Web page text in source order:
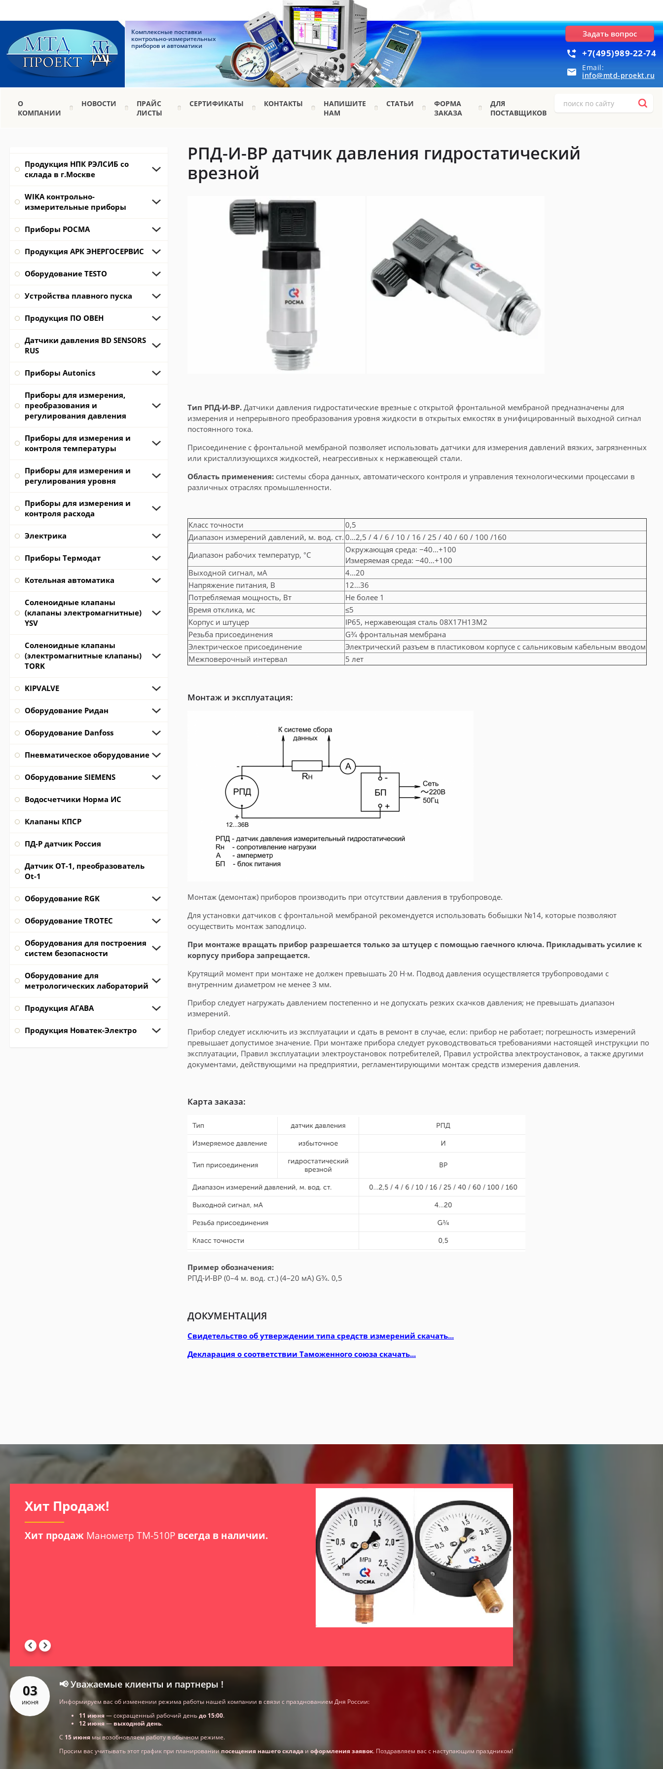
Комплексные поставки
контрольно-измерительных
приборов и автоматики
Задать вопрос
+7(495)989-22-74
Email:
info@mtd-proekt.ru
О
КОМПАНИИ
НОВОСТИ
ПРАЙС
ЛИСТЫ
СЕРТИФИКАТЫ КОНТАКТЫ
НАПИШИТЕ
НАМ
СТАТЬИ
ФОРМА
ЗАКАЗА
ДЛЯ
ПОСТАВЩИКОВ
Продукция НПК РЭЛСИБ со
склада в г.Москве
WIKA контрольно-
измерительные приборы
Приборы РОСМА
Продукция АРК ЭНЕРГОСЕРВИС
Оборудование TESTO
Устройства плавного пуска
Продукция ПО ОВЕН
Датчики давления BD SENSORS
RUS
Приборы Autonics
Приборы для измерения,
преобразования и
регулирования давления
Приборы для измерения и
контроля температуры
Приборы для измерения и
регулирования уровня
Приборы для измерения и
контроля расхода
Электрика
Приборы Термодат
Котельная автоматика
Соленоидные клапаны
(клапаны электромагнитные)
YSV
Соленоидные клапаны
(электромагнитные клапаны)
TORK
KIPVALVE
Оборудование Ридан
Оборудование Danfoss
Пневматическое оборудование
Оборудование SIEMENS
Водосчетчики Норма ИС
Клапаны КПСР
ПД-Р датчик Россия
Датчик ОТ-1, преобразователь
Ot-1
Оборудование RGK
Оборудование TROTEC
Оборудования для построения
систем безопасности
Оборудование для
метрологических лабораторий
Продукция АГАВА
Продукция Новатек-Электро
РПД-И-ВР датчик давления гидростатический
врезной
Тип РПД-И-ВР. Датчики давления гидростатические врезные с открытой фронтальной мембраной предназначены для
измерения и непрерывного преобразования уровня жидкости в открытых емкостях в унифицированный выходной сигнал
постоянного тока.
Присоединение с фронтальной мембраной позволяет использовать датчики для измерения давлений вязких, загрязненных
или кристаллизующихся жидкостей, неагрессивных к нержавеющей стали.
Область применения: системы сбора данных, автоматического контроля и управления технологическими процессами в
различных отраслях промышленности.
Класс точности
0,5
Диапазон измерений давлений, м. вод. ст. 0…2,5 / 4 / 6 / 10 / 16 / 25 / 40 / 60 / 100 /160
Диапазон рабочих температур, °C
Окружающая среда: −40…+100
Измеряемая среда: −40…+100
Выходной сигнал, мА
4...20
Напряжение питания, В
12...36
Потребляемая мощность, Вт
Не более 1
Время отклика, мс
≤5
Корпус и штуцер
IP65, нержавеющая сталь 08Х17Н13М2
Резьба присоединения
G¾ фронтальная мембрана
Электрическое присоединение
Электрический разъем в пластиковом корпусе с сальниковым кабельным вводом
Межповерочный интервал
5 лет
Монтаж и эксплуатация:
Монтаж (демонтаж) приборов производить при отсутствии давления в трубопроводе.
Для установки датчиков с фронтальной мембраной рекомендуется использовать бобышки №14, которые позволяют
осуществить монтаж заподлицо.
При монтаже вращать прибор разрешается только за штуцер с помощью гаечного ключа. Прикладывать усилие к
корпусу прибора запрещается.
Крутящий момент при монтаже не должен превышать 20 Н∙м. Подвод давления осуществляется трубопроводами с
внутренним диаметром не менее 3 мм.
Прибор следует нагружать давлением постепенно и не допускать резких скачков давления; не превышать диапазон
измерений.
Прибор следует исключить из эксплуатации и сдать в ремонт в случае, если: прибор не работает; погрешность измерений
превышает допустимое значение. При монтаже прибора следует руководствоваться требованиями настоящей инструкции по
эксплуатации, Правил эксплуатации электроустановок потребителей, Правил устройства электроустановок, а также другими
документами, действующими на предприятии, регламентирующими монтаж средств измерения давления.
Карта заказа:
Пример обозначения:
РПД-И-ВР (0–4 м. вод. ст.) (4–20 мА) G¾. 0,5
ДОКУМЕНТАЦИЯ
Свидетельство об утверждении типа средств измерений скачать...
Декларация о соответствии Таможенного союза скачать...
Хит Продаж!
Хит продаж Манометр ТМ-510Р всегда в наличии.
03
июня
📢 Уважаемые клиенты и партнеры !
Информируем вас об изменении режима работы нашей компании в связи с празднованием Дня России:
11 июня— сокращенный рабочий деньдо 15:00.
12 июня—выходной день.
С 15 июня мы возобновляем работу в обычном режиме.
Просим вас учитывать этот график при планированиипосещения нашего склада и оформления заявок. Поздравляем вас с наступающим праздником!